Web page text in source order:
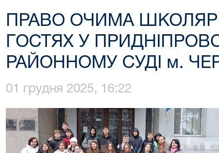
ПРАВО ОЧИМА
ГОСТЯХ У
РАЙОННОМУ СУДІ м.
01 грудня 2025, 16:22